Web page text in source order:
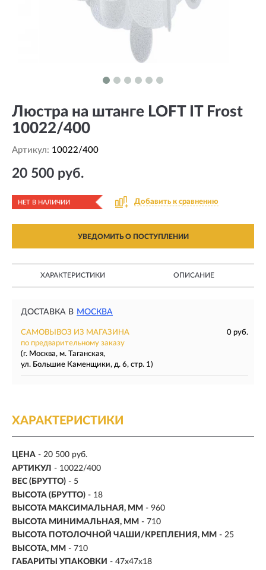
Люстра на штанге LOFT IT Frost
10022/400
Артикул: 10022/400
20 500 руб.
НЕТ В НАЛИЧИИ Добавить к сравнению
УВЕДОМИТЬ О ПОСТУПЛЕНИИ
ХАРАКТЕРИСТИКИ ОПИСАНИЕ
ДОСТАВКА В МОСКВА
САМОВЫВОЗ ИЗ МАГАЗИНА
0 руб.
по предварительному заказу
(г. Москва, м. Таганская,
ул. Большие Каменщики, д. 6, стр. 1)
ХАРАКТЕРИСТИКИ
ЦЕНА - 20 500 руб.
АРТИКУЛ - 10022/400
ВЕС (БРУТТО) - 5
ВЫСОТА (БРУТТО) - 18
ВЫСОТА МАКСИМАЛЬНАЯ, ММ - 960
ВЫСОТА МИНИМАЛЬНАЯ, ММ - 710
ВЫСОТА ПОТОЛОЧНОЙ ЧАШИ/КРЕПЛЕНИЯ, ММ - 25
ВЫСОТА, ММ - 710
ГАБАРИТЫ УПАКОВКИ - 47x47x18